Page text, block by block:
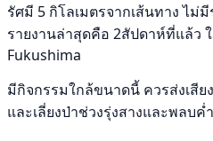
รัศมี 5 กิโลเมตรจากเส้นทาง ไม่
รายงานล่าสุดคือ 2สัปดาห์ที่แล้ว
Fukushima
มีกิจกรรมใกล้ขนาดนี้ ควรส่งเสี
และเลี่ยงป่าช่วงรุ่งสางและพลบค่ำ